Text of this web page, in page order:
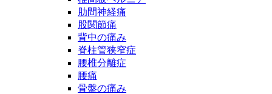
肋間神経痛
股関節痛
背中の痛み
脊柱管狭窄症
腰椎分離症
腰痛
骨盤の痛み